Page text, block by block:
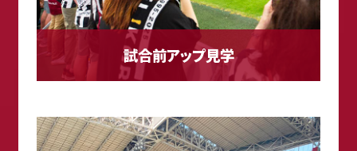
試合前アップ見学